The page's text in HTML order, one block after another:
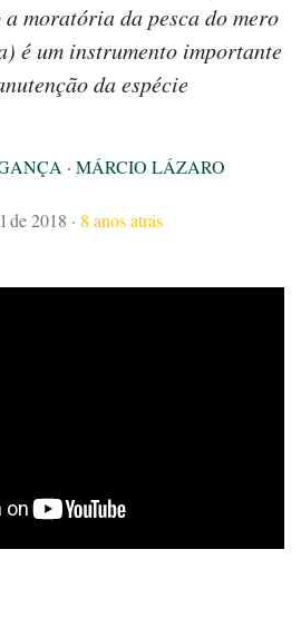
moratória da pesca do mero
é um instrumento importante
da espécie
· MÁRCIO LÁZARO
de 2018 · 8 anos atrás